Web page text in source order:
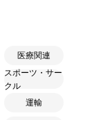
医療関連
スポーツ・サー
クル
運輸